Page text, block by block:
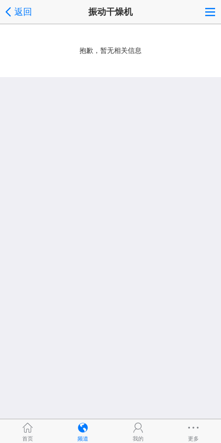
返回 振动干燥机
抱歉，暂无相关信息
首页 频道 我的 更多